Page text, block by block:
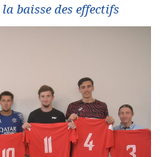
baisse des effectifs